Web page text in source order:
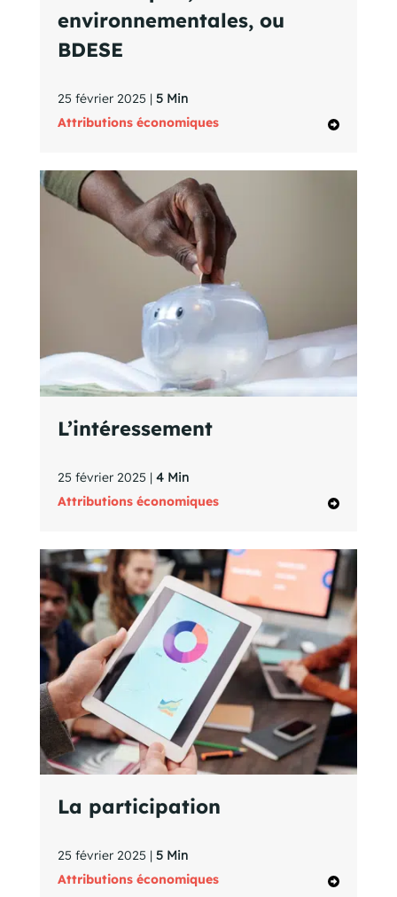
environnementales, ou
BDESE
25 février 2025 | 5 Min
Attributions économiques
L’intéressement
25 février 2025 | 4 Min
Attributions économiques
La participation
25 février 2025 | 5 Min
Attributions économiques